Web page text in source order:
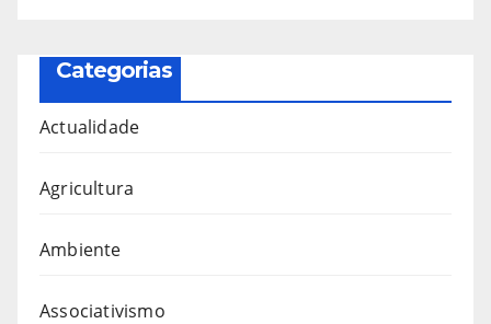
Categorias
Actualidade
Agricultura
Ambiente
Associativismo